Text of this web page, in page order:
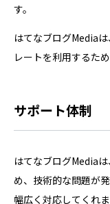
す。
はてなブログMedia
レートを利用するた
サポート体制
はてなブログMedia
め、技術的な問題が
幅広く対応してくれま